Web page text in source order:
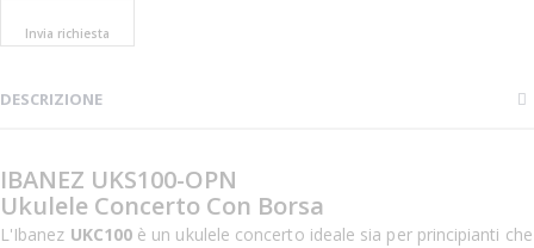
Invia richiesta
DESCRIZIONE
IBANEZ UKS100-OPN
Ukulele Concerto Con Borsa
L'Ibanez UKC100 è un ukulele concerto ideale sia per principianti che